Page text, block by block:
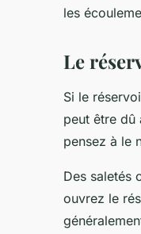
les
Le
Si le
peut être dû
pensez à le
Des saletés
ouvrez le